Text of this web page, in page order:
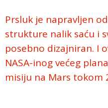
Prsluk je napravljen
strukture nalik saću i
posebno dizajniran. I
NASA-inog većeg
misiju na Mars tokom